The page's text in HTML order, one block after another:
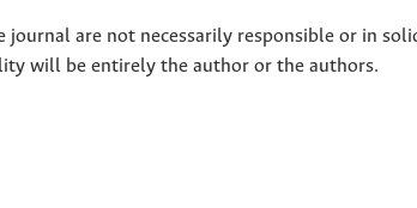
journal are not necessarily responsible or in
will be entirely the author or the authors.